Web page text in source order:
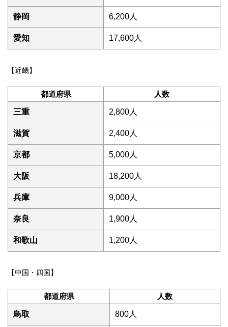
静岡 6,200人
愛知 17,600人
【近畿】
都道府県 人数
三重 2,800人
滋賀 2,400人
京都 5,000人
大阪 18,200人
兵庫 9,000人
奈良 1,900人
和歌山 1,200人
【中国・四国】
都道府県 人数
鳥取 800人